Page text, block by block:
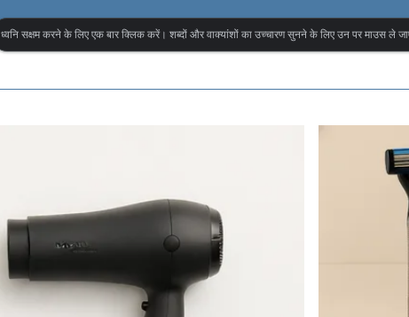
ध्वनि सक्षम करने के लिए एक बार क्लिक करें। शब्दों और वाक्यांशों का उच्चारण सुनने के लिए उन पर माउस ले